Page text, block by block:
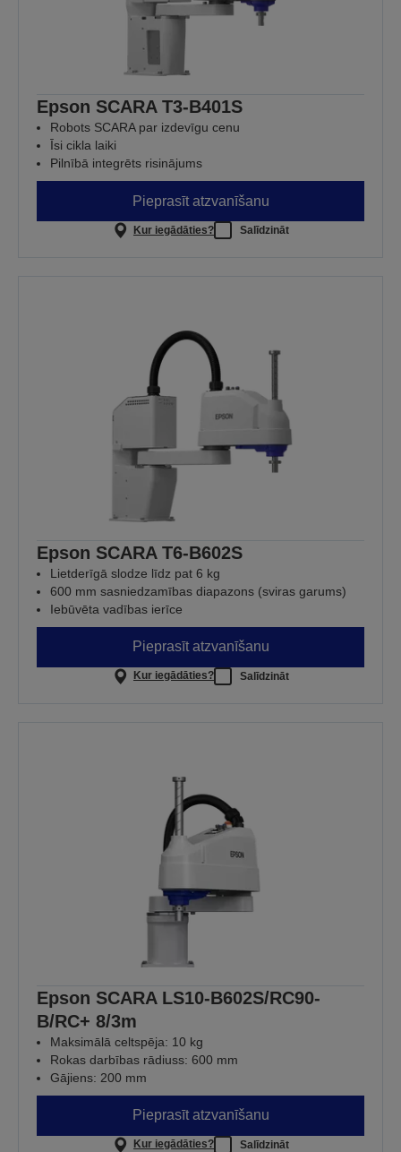
Epson SCARA T3-B401S
Robots SCARA par izdevīgu cenu
Īsi cikla laiki
Pilnībā integrēts risinājums
Pieprasīt atzvanīšanu
Kur iegādāties? Salīdzināt
Epson SCARA T6-B602S
Lietderīgā slodze līdz pat 6 kg
600 mm sasniedzamības diapazons (sviras garums)
Iebūvēta vadības ierīce
Pieprasīt atzvanīšanu
Kur iegādāties? Salīdzināt
Epson SCARA LS10-B602S/RC90-
B/RC+ 8/3m
Maksimālā celtspēja: 10 kg
Rokas darbības rādiuss: 600 mm
Gājiens: 200 mm
Pieprasīt atzvanīšanu
Kur iegādāties? Salīdzināt